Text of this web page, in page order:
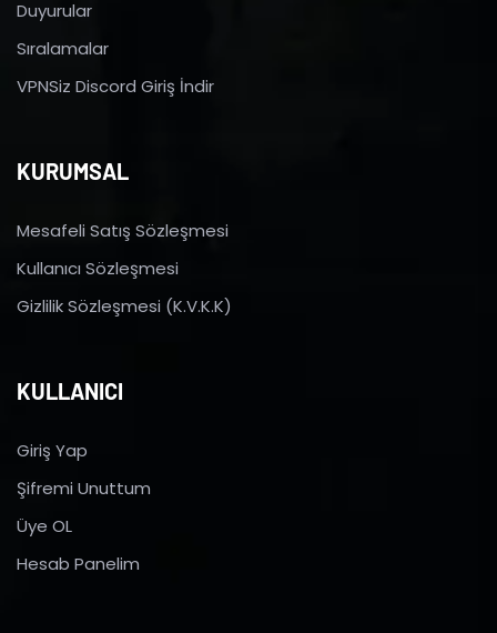
Duyurular
Sıralamalar
VPNSiz Discord Giriş İndir
KURUMSAL
Mesafeli Satış Sözleşmesi
Kullanıcı Sözleşmesi
Gizlilik Sözleşmesi (K.V.K.K)
KULLANICI
Giriş Yap
Şifremi Unuttum
Üye OL
Hesab Panelim